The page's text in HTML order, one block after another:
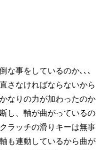
な事をしているのか､､､
さなければならないから
なりの力が加わったのか
し、軸が曲がっているの
ラッチの滑りキーは無事
も連動しているから曲が